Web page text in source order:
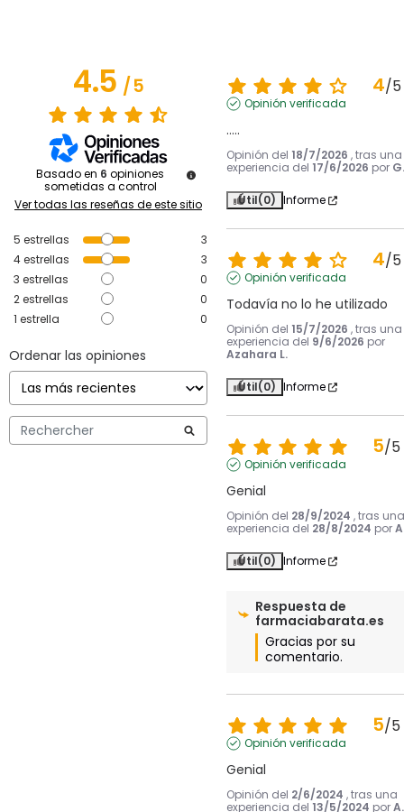
4.5/5
Basado en 6 opiniones
sometidas a control
Ver todas las reseñas de este sitio
5 estrellas
3
4estrellas
3
3 estrellas
0
2estrellas
0
1 estrella 0
Ordenar las opiniones
4/5
Opinión verificada
.....
Opinión del 18/7/2026 , tras una
experiencia del 17/6/2026 por
Útil(0) Informe
4/5
Opinión verificada
Todavía no lo he utilizado
Opinión del 15/7/2026 , tras una
experiencia del 9/6/2026 por
Azahara L.
Útil(0) Informe
5/5
Opinión verificada
Genial
Opinión del 28/9/2024 , tras una
experiencia del 28/8/2024 por
Útil(0) Informe
Respuesta de
farmaciabarata.es
Gracias por su
comentario.
5/5
Opinión verificada
Genial
Opinión del 2/6/2024 , tras una
experiencia del 13/5/2024 por